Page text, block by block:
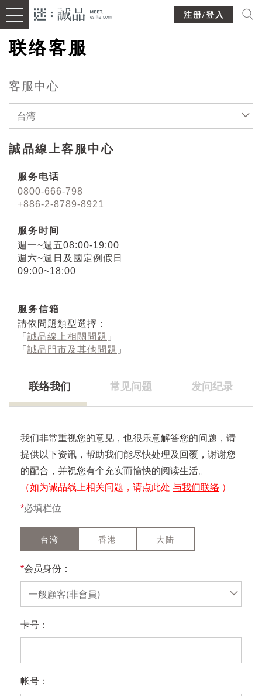
注册/登入
联络客服
客服中心
台湾
誠品線上客服中心
服务电话
0800-666-798
+886-2-8789-8921
服务时间
週一~週五08:00-19:00
週六~週日及國定例假日
09:00~18:00
服务信箱
請依問題類型選擇：
「 誠品線上相關問題 」
「 誠品門市及其他問題 」
联络我们 常见问题 发问纪录
我们非常重视您的意见，也很乐意解答您的问题，请
提供以下资讯，帮助我们能尽快处理及回覆，谢谢您
的配合，并祝您有个充实而愉快的阅读生活。
（如为诚品线上相关问题，请点此处 与我们联络 ）
*必填栏位
台湾 香港 大陆
*会员身份：
一般顧客(非會員)
卡号：
帐号：